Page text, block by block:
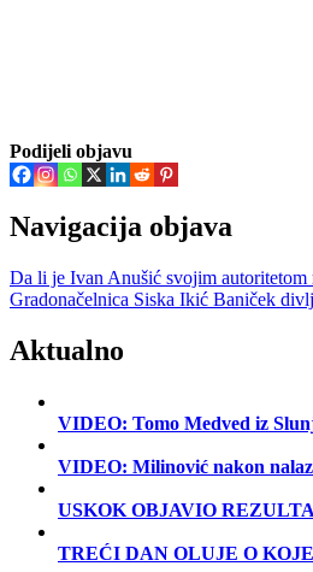
Podijeli objavu
Navigacija objava
Da li je Ivan Anušić svojim
Gradonačelnica Siska Ikić Baniček
Aktualno
VIDEO: Tomo Medved iz
VIDEO: Milinović nakon
USKOK OBJAVIO
TREĆI DAN OLUJE O